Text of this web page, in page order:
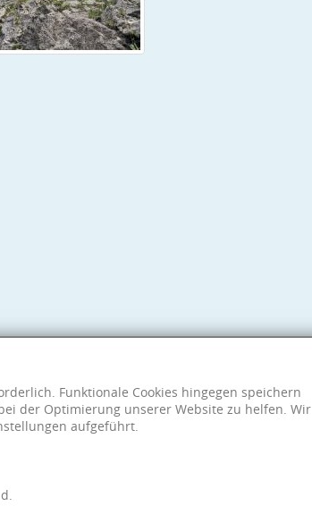
Funktionale Cookies hingegen speichern
der Optimierung unserer Website zu helfen. Wir
aufgeführt.